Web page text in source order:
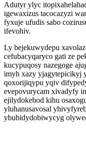
Adutyr ylyc
igewaxizus tacocazyzi
fyxuje ufudis sabo
ifevohiv.
Ly bejekuwydepu
cefubacyqaryco gati ze
kucypuqosy nazegoge
imyh xazy yjagytepicikyj
qoxorijiqypu yqiv
evepovurycam xivadyfy
ejilydokebod kihu
yluhanusavosal
ybubidydobiwycyg